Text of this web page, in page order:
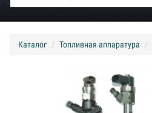
Каталог Топливная аппаратура